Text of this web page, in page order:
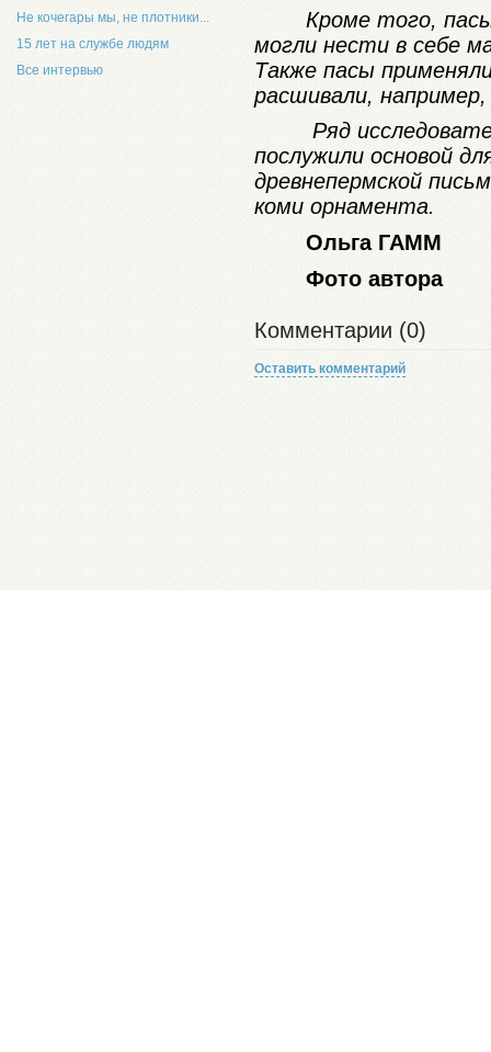
Не кочегары мы, не плотники...
15 лет на службе людям
Все интервью
Кроме того,
могли нести в себе
Также пасы
расшивали,
Ряд
послужили основой
древнепермской
коми орнамента.
Ольга ГАММ
Фото автора
Комментарии (0)
Оставить комментарий